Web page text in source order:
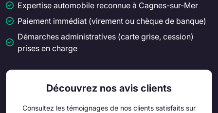
Expertise automobile reconnue à Cagnes-sur-Mer
Paiement immédiat (virement ou chèque de banque)
Démarches administratives (carte grise, cession)
prises en charge
Découvrez nos avis clients
Consultez les témoignages de nos clients satisfaits sur